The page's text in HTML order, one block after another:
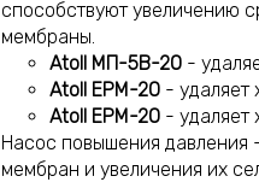
способствуют увеличению
мембраны.
Atoll МП-5В-20 -
Atoll EPM-20 - удаляет
Atoll EPM-20 - удаляет
Насос повышения давления
мембран и увеличения их